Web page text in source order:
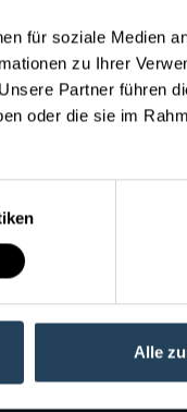
für soziale Medien
zu Ihrer
Partner führen
oder die sie im
Alle